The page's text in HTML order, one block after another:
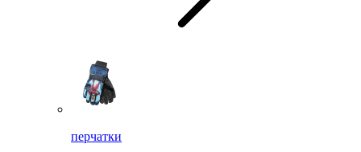
перчатки